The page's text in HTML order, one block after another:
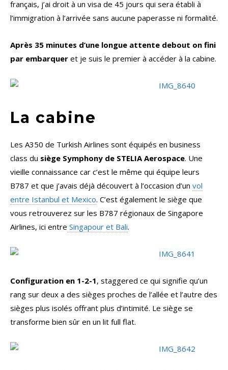
français, j’ai droit à un visa de 45 jours qui sera établi à
l’immigration à l’arrivée sans aucune paperasse ni formalité.
Après 35 minutes d’une longue attente debout on fini
par embarquer et je suis le premier à accéder à la cabine.
La cabine
Les A350 de Turkish Airlines sont équipés en business
class du siège Symphony de STELIA Aerospace. Une
vieille connaissance car c’est le même qui équipe leurs
B787 et que j’avais déjà découvert à l’occasion d’un vol
entre Istanbul et Mexico. C’est également le siège que
vous retrouverez sur les B787 régionaux de Singapore
Airlines, ici entre Singapour et Bali.
Configuration en 1-2-1, staggered ce qui signifie qu’un
rang sur deux a des sièges proches de l’allée et l’autre des
sièges plus isolés offrant plus d’intimité. Le siège se
transforme bien sûr en un lit full flat.